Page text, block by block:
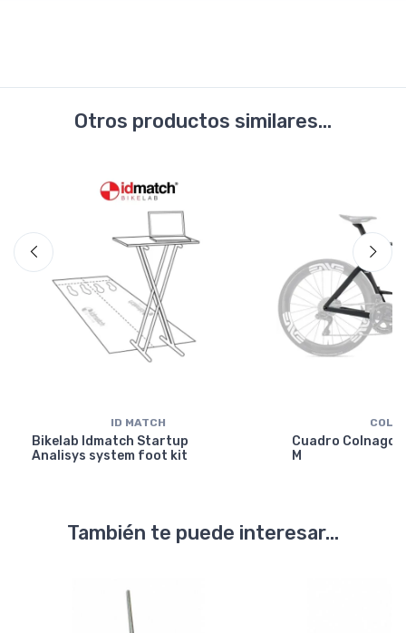
Otros productos similares...
ID MATCH
Bikelab Idmatch Startup
Analisys system foot kit
Cuadro Colnago
M
También te puede interesar...